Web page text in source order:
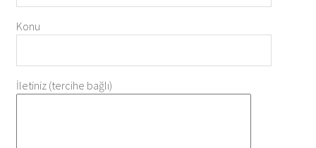
Konu
İletiniz (tercihe bağlı)